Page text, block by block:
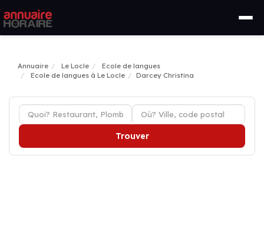
Annuaire Le Locle
Ecole de langues
Ecole de langues à Le Locle
Darcey Christina
Trouver